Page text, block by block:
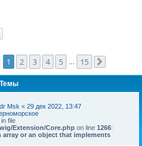
1 из
1 2 3 4 5 15
Темы
Msk « 29 дек 2022, 13:47
in file
Extension/Core.php on line 1266:
array or an object that implements